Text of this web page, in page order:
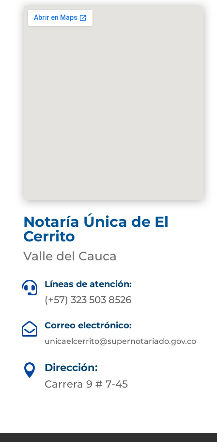
Notaría Única de El
Cerrito
Valle del Cauca
 Líneas de atención:
(+57) 323 503 8526
 Correo electrónico:
unicaelcerrito@supernotariado.gov.co

Dirección:
Carrera 9 # 7-45